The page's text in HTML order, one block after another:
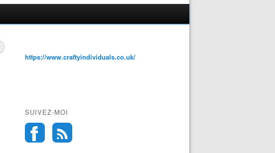
https://www.craftyindividuals.co.uk/
SUIVEZ-MOI